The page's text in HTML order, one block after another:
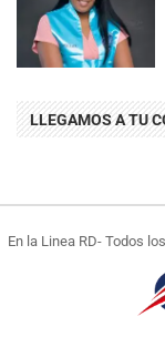
LLEGAMOS A TU
En la Linea RD- Todos